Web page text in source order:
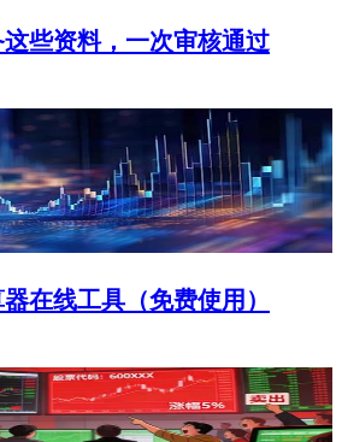
些资料，一次审核通过
在线工具（免费使用）